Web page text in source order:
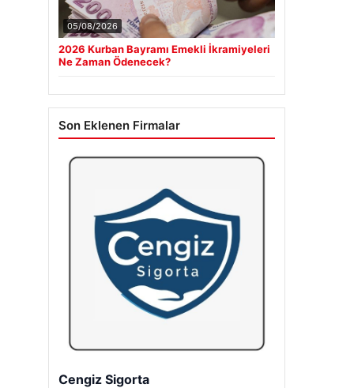
05/08/2026
2026 Kurban Bayramı Emekli İkramiyeleri
Ne Zaman Ödenecek?
Son Eklenen Firmalar
Cengiz Sigorta